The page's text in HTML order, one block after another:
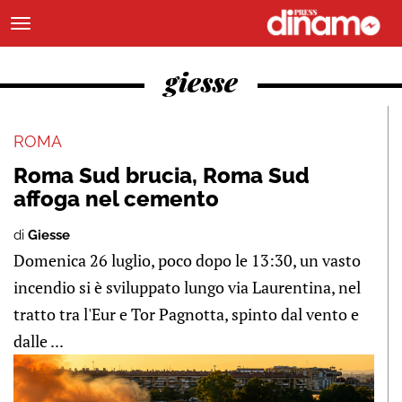
giesse
ROMA
Roma Sud brucia, Roma Sud
affoga nel cemento
di Giesse
Domenica 26 luglio, poco dopo le 13:30, un vasto
incendio si è sviluppato lungo via Laurentina, nel
tratto tra l'Eur e Tor Pagnotta, spinto dal vento e
dalle ...